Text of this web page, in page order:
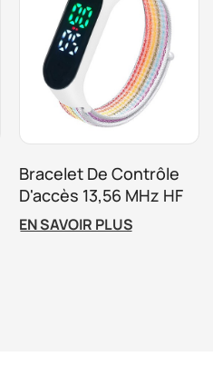
Bracelet De Contrôle
D'accès 13,56 MHz HF
RFID Avec Compte À
Rebours Et Vibration
EN SAVOIR PLUS